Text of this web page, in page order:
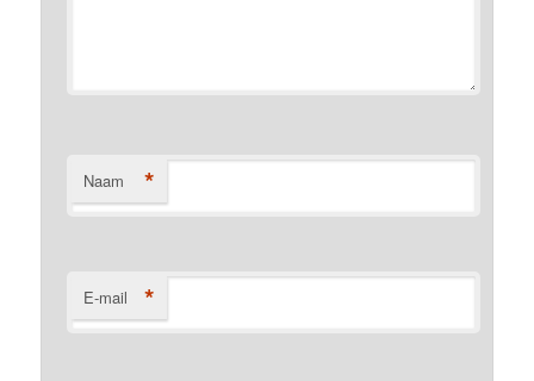
Naam *
E-mail *